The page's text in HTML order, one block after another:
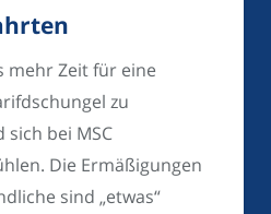
mehr Zeit für eine
zu
bei MSC
Die Ermäßigungen
sind „etwas“